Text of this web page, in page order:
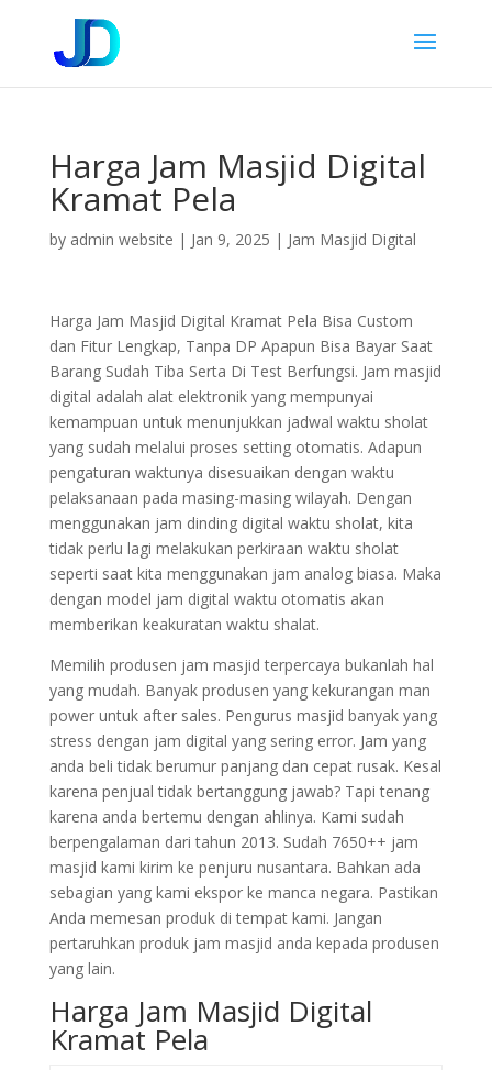
Harga Jam Masjid Digital
Kramat Pela
by admin website | Jan 9, 2025 | Jam Masjid Digital
Harga Jam Masjid Digital Kramat Pela Bisa Custom
dan Fitur Lengkap, Tanpa DP Apapun Bisa Bayar Saat
Barang Sudah Tiba Serta Di Test Berfungsi. Jam masjid
digital adalah alat elektronik yang mempunyai
kemampuan untuk menunjukkan jadwal waktu sholat
yang sudah melalui proses setting otomatis. Adapun
pengaturan waktunya disesuaikan dengan waktu
pelaksanaan pada masing-masing wilayah. Dengan
menggunakan jam dinding digital waktu sholat, kita
tidak perlu lagi melakukan perkiraan waktu sholat
seperti saat kita menggunakan jam analog biasa. Maka
dengan model jam digital waktu otomatis akan
memberikan keakuratan waktu shalat.
Memilih produsen jam masjid terpercaya bukanlah hal
yang mudah. Banyak produsen yang kekurangan man
power untuk after sales. Pengurus masjid banyak yang
stress dengan jam digital yang sering error. Jam yang
anda beli tidak berumur panjang dan cepat rusak. Kesal
karena penjual tidak bertanggung jawab? Tapi tenang
karena anda bertemu dengan ahlinya. Kami sudah
berpengalaman dari tahun 2013. Sudah 7650++ jam
masjid kami kirim ke penjuru nusantara. Bahkan ada
sebagian yang kami ekspor ke manca negara. Pastikan
Anda memesan produk di tempat kami. Jangan
pertaruhkan produk jam masjid anda kepada produsen
yang lain.
Harga Jam Masjid Digital
Kramat Pela